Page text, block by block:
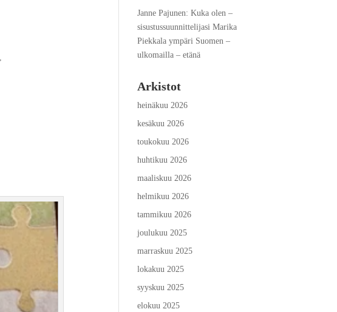
Janne Pajunen:Kuka olen –
sisustussuunnittelijasi Marika
Piekkala ympäri Suomen –
ulkomailla – etänä
Arkistot
heinäkuu 2026
kesäkuu 2026
toukokuu 2026
huhtikuu 2026
maaliskuu 2026
helmikuu 2026
tammikuu 2026
joulukuu 2025
marraskuu 2025
lokakuu 2025
syyskuu 2025
elokuu 2025